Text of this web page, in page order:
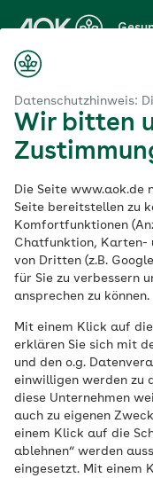
Datenschutzhinweis:
Wir bitten
Die Seite www.aok.de
Seite bereitstellen zu
Komfortfunktionen
Chatfunktion, Karten-
von Dritten (z.B.
für Sie zu verbessern
ansprechen zu können.
Mit einem Klick auf
erklären Sie sich mit
und den o.g.
einwilligen werden zu
diese Unternehmen
auch zu eigenen
einem Klick auf die
ablehnen“ werden
eingesetzt. Mit einem
Hauptinhalt
springen
Besuch
Urologin
Veröffentlicht am:
23.09.2022 4
Die Urologie
Erkrankungen
der Harn- und